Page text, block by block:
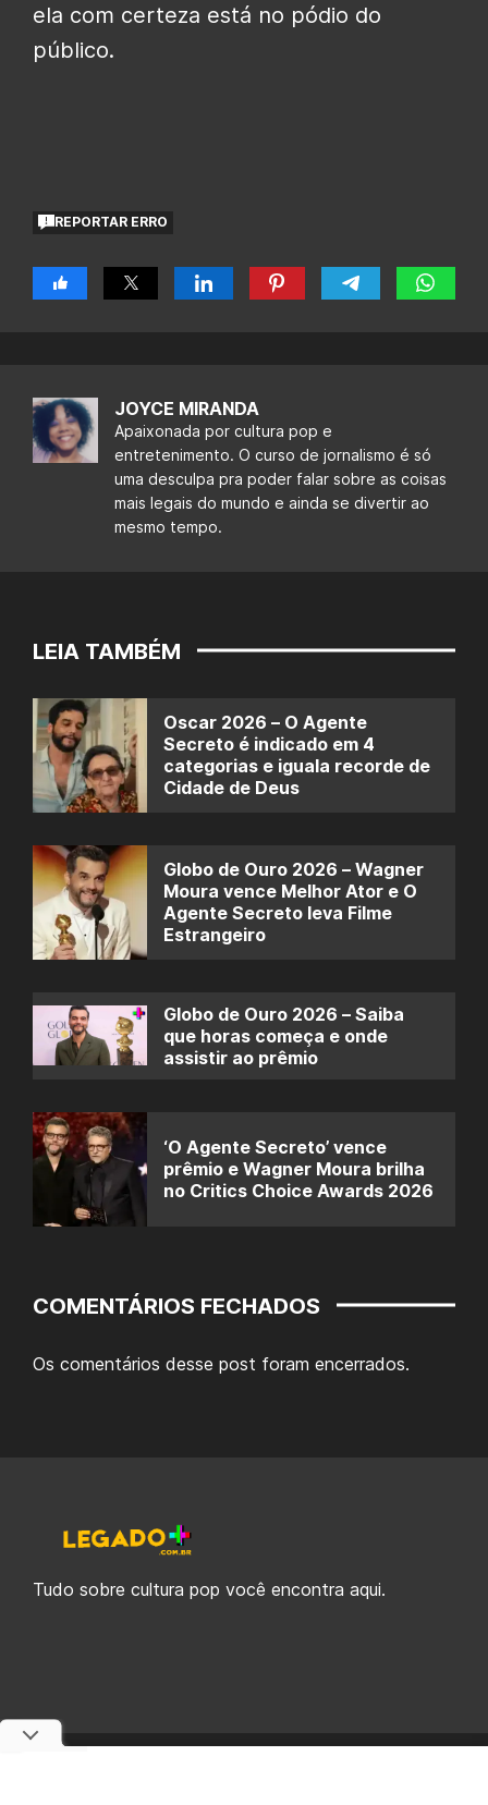
ela com certeza está no pódio do
público.
REPORTAR ERRO
JOYCE MIRANDA
Apaixonada por cultura pop e
entretenimento. O curso de jornalismo é só
uma desculpa pra poder falar sobre as coisas
mais legais do mundo e ainda se divertir ao
mesmo tempo.
LEIA TAMBÉM
Oscar 2026 – O Agente
Secreto é indicado em 4
categorias e iguala recorde de
Cidade de Deus
Globo de Ouro 2026 – Wagner
Moura vence Melhor Ator e O
Agente Secreto leva Filme
Estrangeiro
Globo de Ouro 2026 – Saiba
que horas começa e onde
assistir ao prêmio
‘O Agente Secreto’ vence
prêmio e Wagner Moura brilha
no Critics Choice Awards 2026
COMENTÁRIOS FECHADOS
Os comentários desse post foram encerrados.
Tudo sobre cultura pop você encontra aqui.